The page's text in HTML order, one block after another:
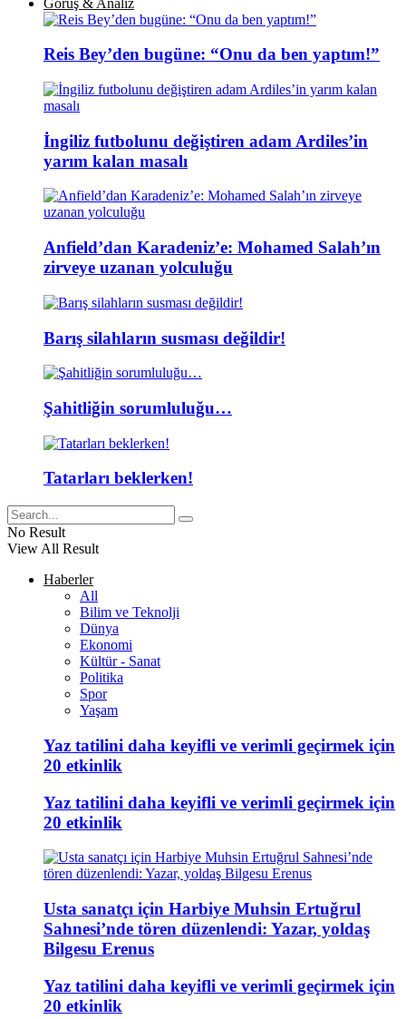
Reis Bey’den bugüne: “Onu da ben yaptım!”
İngiliz futbolunu değiştiren adam Ardiles’in
yarım kalan masalı
Anfield’dan Karadeniz’e: Mohamed Salah’ın
zirveye uzanan yolculuğu
Barış silahların susması değildir!
Şahitliğin sorumluluğu…
Tatarları beklerken!
No Result
View All Result
Haberler
All
Bilim ve Teknolji
Dünya
Ekonomi
Kültür - Sanat
Politika
Spor
Yaşam
Yaz tatilini daha keyifli ve verimli geçirmek için
20 etkinlik
Yaz tatilini daha keyifli ve verimli geçirmek için
20 etkinlik
Usta sanatçı için Harbiye Muhsin Ertuğrul
Sahnesi’nde tören düzenlendi: Yazar, yoldaş
Bilgesu Erenus
Yaz tatilini daha keyifli ve verimli geçirmek için
20 etkinlik